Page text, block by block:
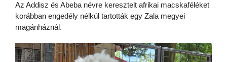
Az Addisz és Abeba névre keresztelt afrikai macskaféléket
korábban engedély nélkül tartották egy Zala megyei
magánháznál.